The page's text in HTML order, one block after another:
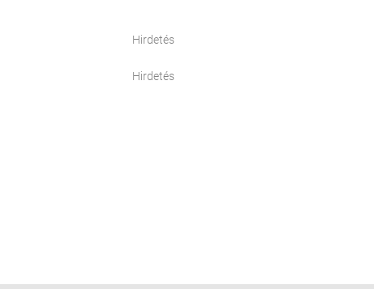
Hirdetés
Hirdetés